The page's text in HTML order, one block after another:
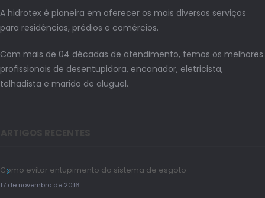
A hidrotex é pioneira em oferecer os mais diversos serviços
para residências, prédios e comércios.
Com mais de 04 décadas de atendimento, temos os melhores
profissionais de desentupidora, encanador, eletricista,
telhadista e marido de aluguel.
Como evitar entupimento do sistema de esgoto
17 de novembro de 2016